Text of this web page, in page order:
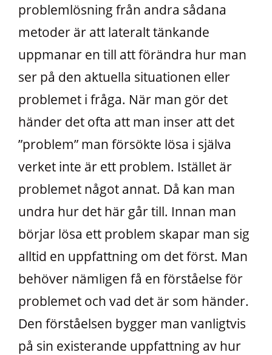
problemlösning från andra sådana
metoder är att lateralt tänkande
uppmanar en till att förändra hur man
ser på den aktuella situationen eller
problemet i fråga. När man gör det
händer det ofta att man inser att det
”problem” man försökte lösa i själva
verket inte är ett problem. Istället är
problemet något annat. Då kan man
undra hur det här går till. Innan man
börjar lösa ett problem skapar man sig
alltid en uppfattning om det först. Man
behöver nämligen få en förståelse för
problemet och vad det är som händer.
Den förståelsen bygger man vanligtvis
på sin existerande uppfattning av hur